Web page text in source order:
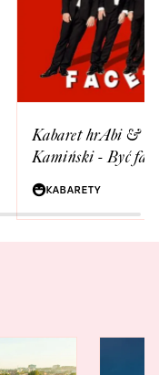
Kabaret hrAbi &
Kamiński - Być
KABARETY